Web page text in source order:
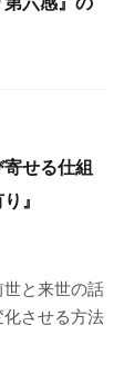
せる仕組
』
と来世の話
させる方法